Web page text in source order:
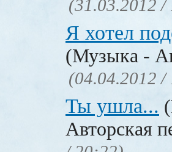
(31.03.2012 /
Я хотел
(Музыка -
(04.04.2012 /
Ты ушла...
Авторская